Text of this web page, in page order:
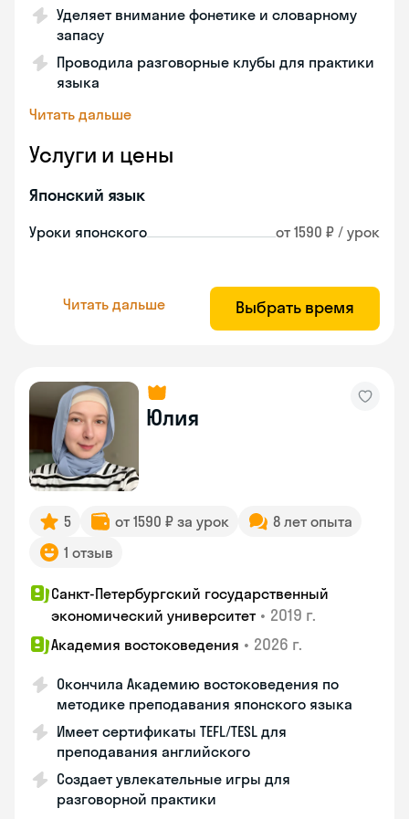
Уделяет внимание фонетике и словарному
запасу
Проводила разговорные клубы для практики
языка
Читать дальше
Услуги и цены
Японский язык
Уроки японского от 1590 ₽ / урок
Читать дальше Выбрать время
Юлия
5 от 1590 ₽ за урок
8 лет опыта
1 отзыв
Санкт-Петербургский государственный
экономический университет • 2019 г.
Академия востоковедения • 2026 г.
Окончила Академию востоковедения по
методике преподавания японского языка
Имеет сертификаты TEFL/TESL для
преподавания английского
Создает увлекательные игры для
разговорной практики